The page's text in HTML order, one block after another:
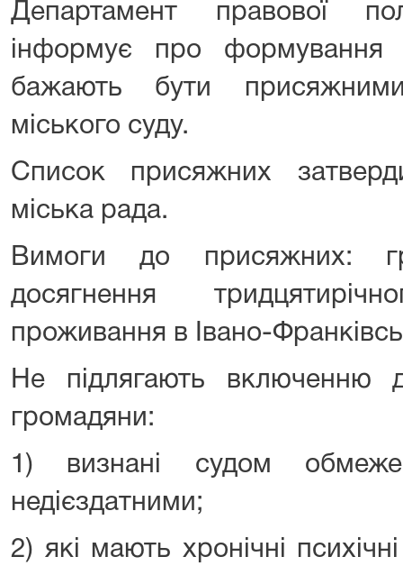
Департамент правової
інформує про формування
бажають бути присяжними
міського суду.
Список присяжних
міська рада.
Вимоги до присяжних:
досягнення
проживання в Івано-
Не підлягають включенню
громадяни:
1) визнані судом
недієздатними;
2) які мають хронічні